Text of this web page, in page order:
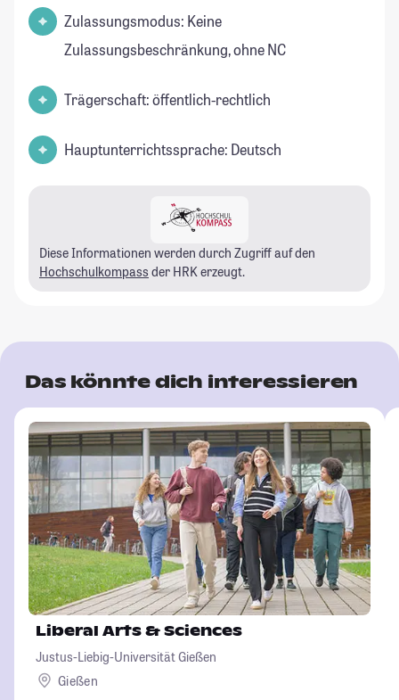
Zulassungsmodus: Keine
Zulassungsbeschränkung, ohne NC
Trägerschaft: öffentlich-rechtlich
Hauptunterrichtssprache: Deutsch
Diese Informationen werden durch Zugriff auf den
Hochschulkompass der HRK erzeugt.
Das könnte dich interessieren
Liberal Arts & Sciences
Justus-Liebig-Universität Gießen
Gießen